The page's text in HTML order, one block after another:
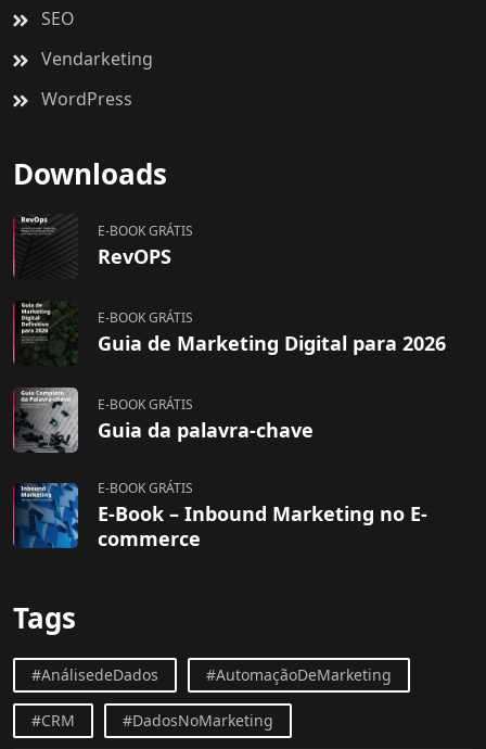
SEO
Vendarketing
WordPress
Downloads
E-BOOK GRÁTIS
RevOPS
E-BOOK GRÁTIS
Guia de Marketing Digital para 2026
E-BOOK GRÁTIS
Guia da palavra-chave
E-BOOK GRÁTIS
E-Book – Inbound Marketing no E-
commerce
Tags
#AnálisedeDados #AutomaçãoDeMarketing
#CRM #DadosNoMarketing